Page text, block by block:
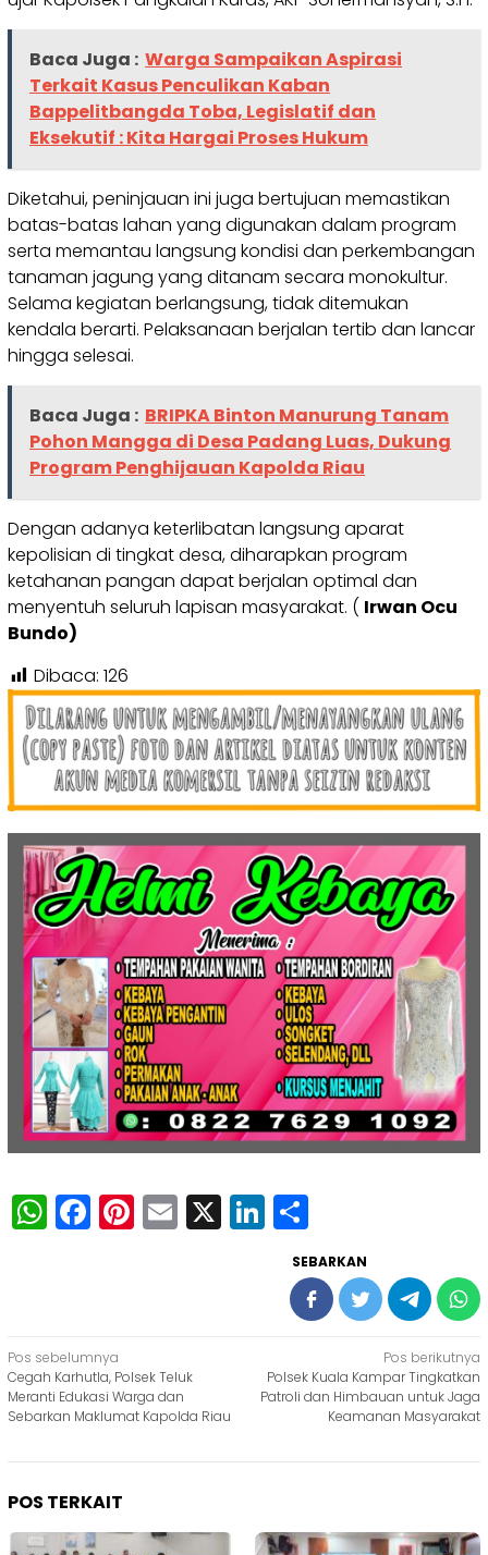
Baca Juga : Warga Sampaikan Aspirasi
Terkait Kasus Penculikan Kaban
Bappelitbangda Toba, Legislatif dan
Eksekutif : Kita Hargai Proses Hukum
Diketahui, peninjauan ini juga bertujuan memastikan
batas-batas lahan yang digunakan dalam program
serta memantau langsung kondisi dan perkembangan
tanaman jagung yang ditanam secara monokultur.
Selama kegiatan berlangsung, tidak ditemukan
kendala berarti. Pelaksanaan berjalan tertib dan lancar
hingga selesai.
Baca Juga : BRIPKA Binton Manurung Tanam
Pohon Mangga di Desa Padang Luas, Dukung
Program Penghijauan Kapolda Riau
Dengan adanya keterlibatan langsung aparat
kepolisian di tingkat desa, diharapkan program
ketahanan pangan dapat berjalan optimal dan
menyentuh seluruh lapisan masyarakat. ( Irwan Ocu
Bundo)
Dibaca: 126
WhatsApp
Facebook
Pinterest
Email
X LinkedIn
SEBARKAN
Navigasi
pos
Pos sebelumnya
Cegah Karhutla, Polsek Teluk
Meranti Edukasi Warga dan
Sebarkan Maklumat Kapolda Riau
Pos berikutnya
Polsek Kuala Kampar Tingkatkan
Patroli dan Himbauan untuk Jaga
Keamanan Masyarakat
POS TERKAIT